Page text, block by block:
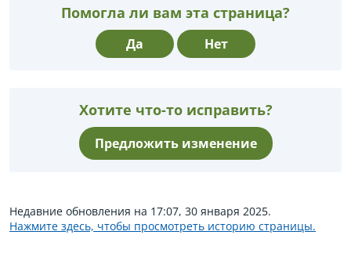
Помогла ли вам эта страница?
Да Нет
Хотите что-то исправить?
Предложить изменение
Недавние обновления на 17:07, 30 января 2025.
Нажмите здесь, чтобы просмотреть историю страницы.